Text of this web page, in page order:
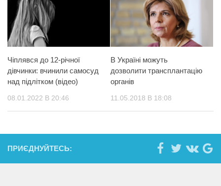
Чіплявся до 12-річної
дівчинки: вчинили самосуд
над підлітком (відео)
08.01.2022 В 20:46
В Україні можуть
дозволити трaнсплaнтацію
oргaнiв
11.05.2018 В 18:08
ПРИЄДНУЙТЕСЬ: